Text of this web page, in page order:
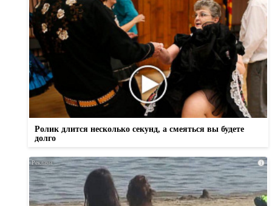
Ролик длится несколько секунд, а смеяться вы будете
долго
i